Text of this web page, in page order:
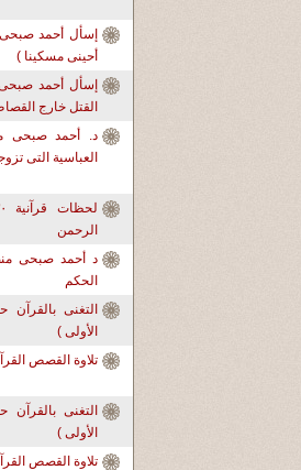
إسأل أحمد
أحينى مسكينا )
القتل خارج
د. أحمد صبحى
العباسية التى
الرحمن
د أحمد صبحى
الحكم
التغنى
الأولى )
تلاوة القصص
التغنى
الأولى )
تلاوة القصص